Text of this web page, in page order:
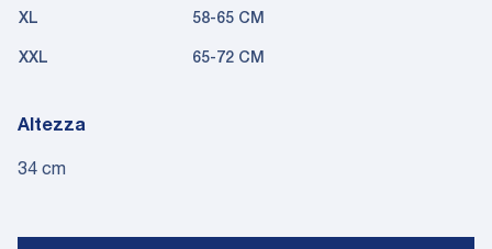
XL 58-65 CM
XXL 65-72 CM
Altezza
34 cm